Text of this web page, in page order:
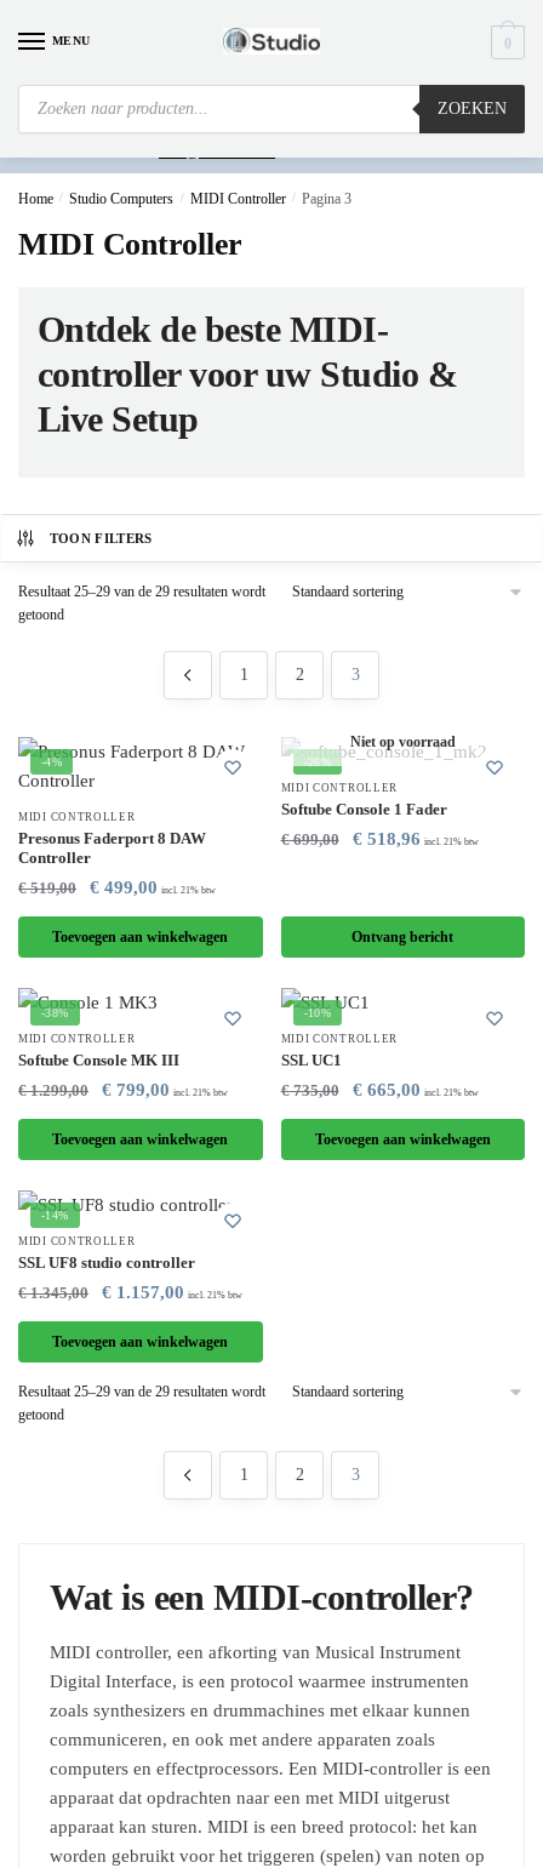
MENU
ZOEKEN
0
Home / Studio Computers / MIDI Controller / Pagina 3
MIDI Controller
Ontdek de beste MIDI-
controller voor uw Studio &
Live Setup
TOON FILTERS
Resultaat 25–29 van de 29 resultaten wordt
getoond
1 2 3
-4%
MIDI CONTROLLER
Presonus Faderport 8 DAW
Controller
€519,00 € 499,00 incl. 21% btw
Toevoegen aan winkelwagen
-26%
Niet op voorraad
MIDI CONTROLLER
Softube Console 1 Fader
€699,00 €518,96 incl. 21% btw
Ontvang bericht
-38%
MIDI CONTROLLER
Softube Console MK III
€1.299,00 € 799,00 incl. 21% btw
Toevoegen aan winkelwagen
-10%
MIDI CONTROLLER
SSL UC1
€735,00 €665,00 incl. 21% btw
Toevoegen aan winkelwagen
-14%
MIDI CONTROLLER
SSL UF8 studio controller
€1.345,00 € 1.157,00 incl. 21% btw
Toevoegen aan winkelwagen
Resultaat 25–29 van de 29 resultaten wordt
getoond
1 2 3
Wat is een MIDI-controller?
MIDI controller, een afkorting van Musical Instrument
Digital Interface, is een protocol waarmee instrumenten
zoals synthesizers en drummachines met elkaar kunnen
communiceren, en ook met andere apparaten zoals
computers en effectprocessors. Een MIDI-controller is een
apparaat dat opdrachten naar een met MIDI uitgerust
apparaat kan sturen. MIDI is een breed protocol: het kan
worden gebruikt voor het triggeren (spelen) van noten op